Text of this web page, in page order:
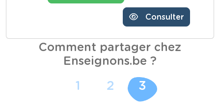
Consulter
Comment partager chez
Enseignons.be ?
1 2 3